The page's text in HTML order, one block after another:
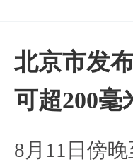
北京市发
可超200毫
8月11日傍